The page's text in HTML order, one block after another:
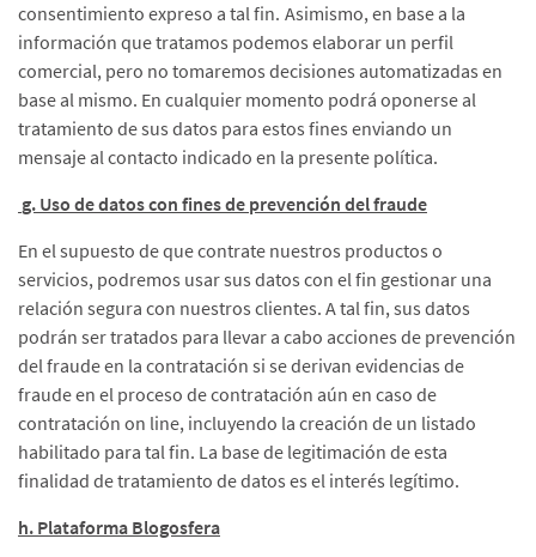
consentimiento expreso a tal fin. Asimismo, en base a la
información que tratamos podemos elaborar un perfil
comercial, pero no tomaremos decisiones automatizadas en
base al mismo. En cualquier momento podrá oponerse al
tratamiento de sus datos para estos fines enviando un
mensaje al contacto indicado en la presente política.
g. Uso de datos con fines de prevención del fraude
En el supuesto de que contrate nuestros productos o
servicios, podremos usar sus datos con el fin gestionar una
relación segura con nuestros clientes. A tal fin, sus datos
podrán ser tratados para llevar a cabo acciones de prevención
del fraude en la contratación si se derivan evidencias de
fraude en el proceso de contratación aún en caso de
contratación on line, incluyendo la creación de un listado
habilitado para tal fin. La base de legitimación de esta
finalidad de tratamiento de datos es el interés legítimo.
h. Plataforma Blogosfera